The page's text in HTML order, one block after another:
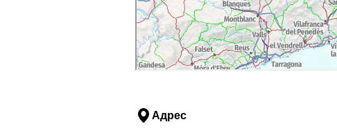
Адрес